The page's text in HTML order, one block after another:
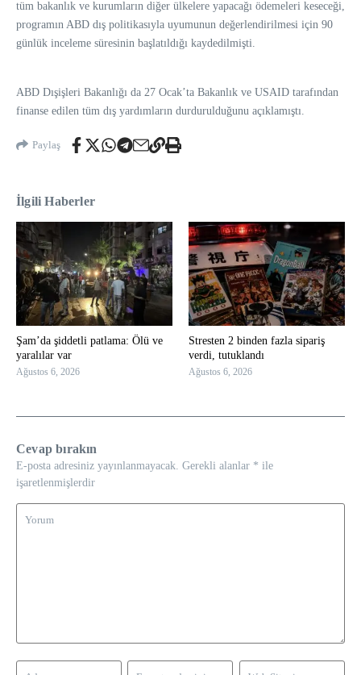
tüm bakanlık ve kurumların diğer ülkelere yapacağı ödemeleri keseceği,
programın ABD dış politikasıyla uyumunun değerlendirilmesi için 90
günlük inceleme süresinin başlatıldığı kaydedilmişti.
ABD Dışişleri Bakanlığı da 27 Ocak’ta Bakanlık ve USAID tarafından
finanse edilen tüm dış yardımların durdurulduğunu açıklamıştı.
Paylaş
İlgili Haberler
Şam’da şiddetli patlama: Ölü ve
yaralılar var
Ağustos 6, 2026
Stresten 2 binden fazla sipariş
verdi, tutuklandı
Ağustos 6, 2026
Cevap bırakın
E-posta adresiniz yayınlanmayacak. Gerekli alanlar * ile
işaretlenmişlerdir